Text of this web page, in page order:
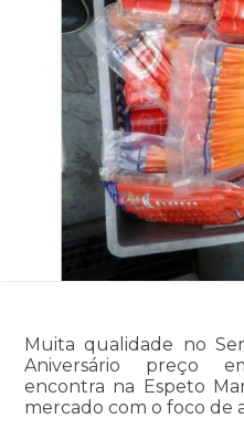
Muita qualidade no
Aniversário preço
encontra na Espeto
mercado com o foco de